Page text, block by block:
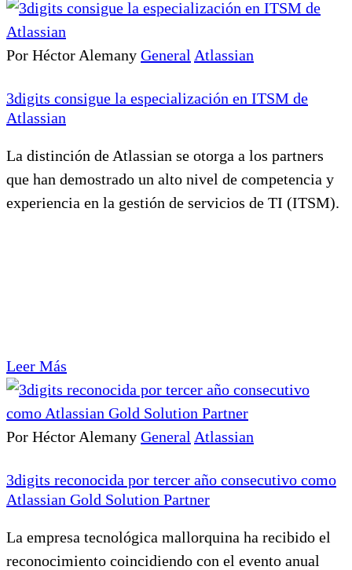
Por Héctor Alemany General Atlassian
3digits consigue la especialización en ITSM de
Atlassian
La distinción de Atlassian se otorga a los partners
que han demostrado un alto nivel de competencia y
experiencia en la gestión de servicios de TI (ITSM).
Leer Más
Por Héctor Alemany General Atlassian
3digits reconocida por tercer año consecutivo como
Atlassian Gold Solution Partner
La empresa tecnológica mallorquina ha recibido el
reconocimiento coincidiendo con el evento anual